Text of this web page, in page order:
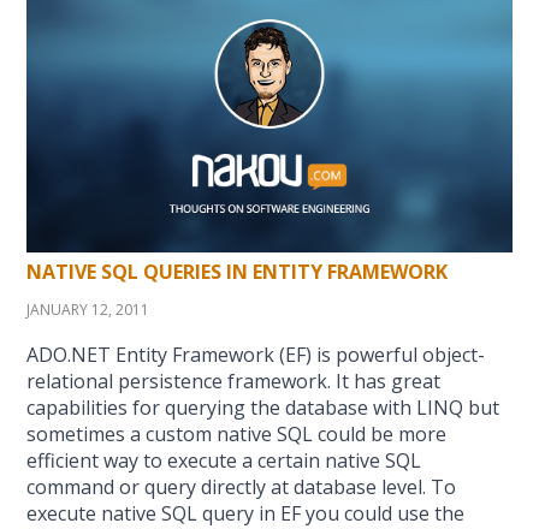
NATIVE SQL QUERIES IN ENTITY FRAMEWORK
JANUARY 12, 2011
ADO.NET Entity Framework (EF) is powerful object-
relational persistence framework. It has great
capabilities for querying the database with LINQ but
sometimes a custom native SQL could be more
efficient way to execute a certain native SQL
command or query directly at database level. To
execute native SQL query in EF you could use the